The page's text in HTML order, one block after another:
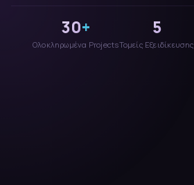
30+
Ολοκληρωμένα Projects
5
Τομείς Εξειδίκευσης